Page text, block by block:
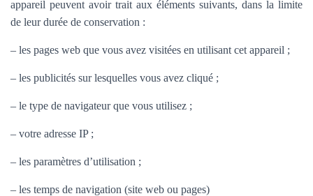
appareil peuvent avoir trait aux éléments suivants, dans la limite
de leur durée de conservation :
– les pages web que vous avez visitées en utilisant cet appareil ;
– les publicités sur lesquelles vous avez cliqué ;
– le type de navigateur que vous utilisez ;
– votre adresse IP ;
– les paramètres d’utilisation ;
– les temps de navigation (site web ou pages)